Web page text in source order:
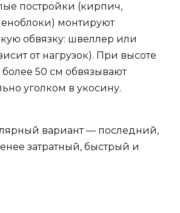
постройки (кирпич,
монтируют
обвязку: швеллер или
от нагрузок). При высоте
50 см обвязывают
уголком в укосину.
вариант — последний,
затратный, быстрый и